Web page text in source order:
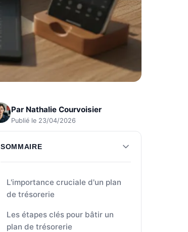
Par Nathalie Courvoisier
Publié le 23/04/2026
SOMMAIRE
L'importance cruciale d'un plan
de trésorerie
Les étapes clés pour bâtir un
plan de trésorerie